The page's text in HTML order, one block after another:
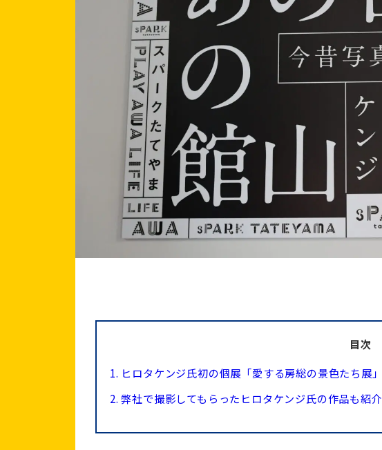
目次
1. ヒロタケンジ氏初の個展「愛する房総の景色たち展」
2. 弊社で撮影してもらったヒロタケンジ氏の作品も紹介